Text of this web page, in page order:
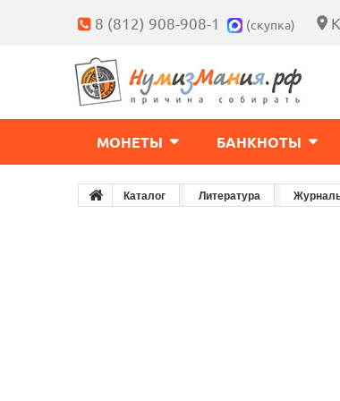
8 (812) 908-908-1 (скупка)
МОНЕТЫ БАНКНОТЫ
Каталог Литература